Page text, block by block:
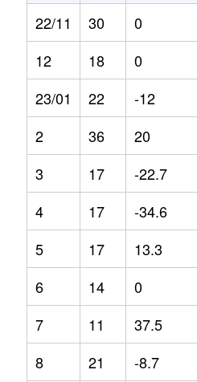
22/11
30 0
12
18 0
23/01
22 -12
2
36 20
3
17 -22.7
4
17 -34.6
5
17 13.3
6
14 0
7
11 37.5
8
21 -8.7